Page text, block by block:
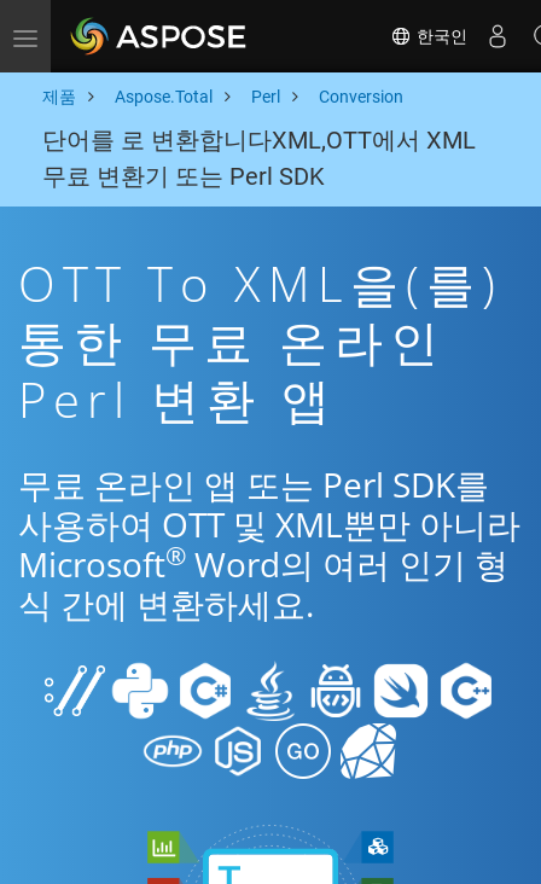
Toggle navigation 한국인
제품 Aspose.Total Perl Conversion
단어를 로 변환합니다XML,OTT에서 XML
무료 변환기 또는 Perl SDK
OTT To XML을(를)
통한 무료 온라인
Perl 변환 앱
무료 온라인 앱 또는 Perl SDK를
사용하여 OTT 및 XML뿐만 아니라
Microsoft® Word의 여러 인기 형
식 간에 변환하세요.